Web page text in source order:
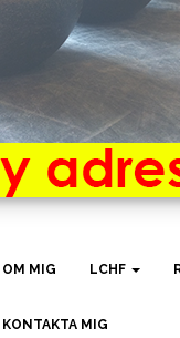
OM MIG LCHF
KONTAKTA MIG